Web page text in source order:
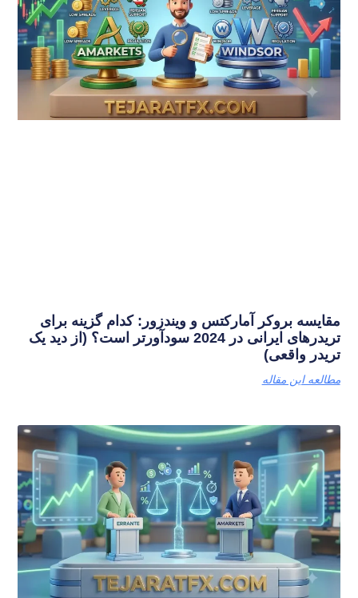
مقایسه بروکر آمارکتس و ویندزور: کدام گزینه برای
تریدرهای ایرانی در 2024 سودآورتر است؟ (از دید یک
تریدر واقعی)
مطالعه این مقاله